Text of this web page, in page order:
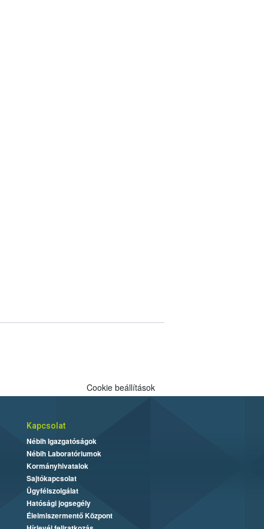
Cookie beállítások
Kapcsolat
Nébih Igazgatóságok
Nébih Laboratóriumok
Kormányhivatalok
Sajtókapcsolat
Ügyfélszolgálat
Hatósági jogsegély
Élelmiszermentő Központ